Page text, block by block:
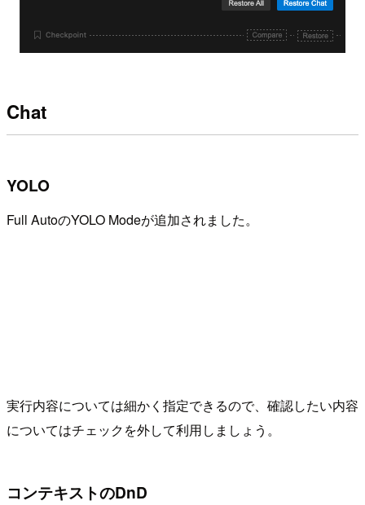
Chat
YOLO
Full AutoのYOLO Modeが追加されました。
実行内容については細かく指定できるので、確認したい内容
についてはチェックを外して利用しましょう。
コンテキストのDnD